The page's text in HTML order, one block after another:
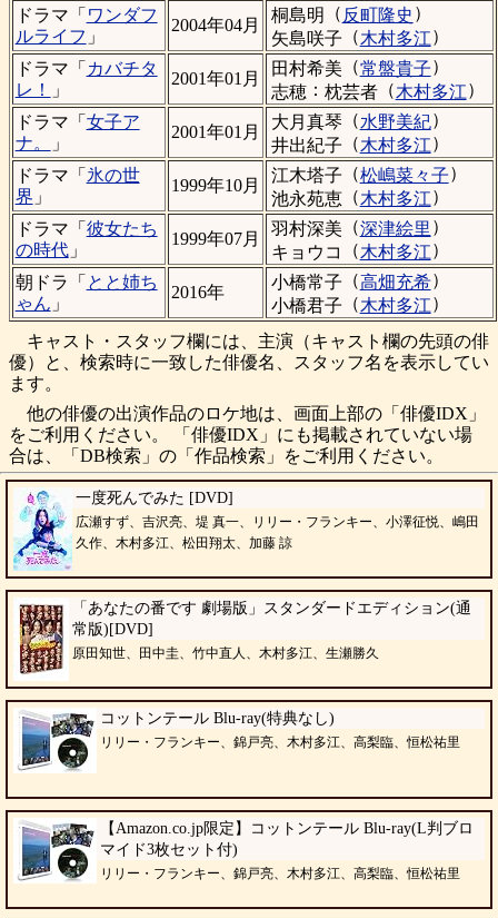
ドラマ「 ワンダフ
ルライフ 」
2004年04月
桐島明 （ 反町隆史 ）
矢島咲子 （木村多江）
ドラマ「 カバチタ
レ！
」
2001年01月
田村希美 （常盤貴子）
志穂： 枕芸者（木村多江）
ドラマ「 女子ア
ナ。
」
2001年01月
大月真琴 （水野美紀）
井出紀子 （木村多江）
ドラマ「 氷の世
界 」
1999年10月
江木塔子 （松嶋菜々子）
池永苑恵（木村多江）
ドラマ「 彼女たち
の時代」
1999年07月
羽村深美 （深津絵里 ）
キョウコ
（木村多江）
朝ドラ「 とと姉ち
ゃん 」
2016年
小橋常子 （高畑充希）
小橋君子 （木村多江）
キャスト・スタッフ欄には、主演（キャスト欄の先頭の俳
優）と、検索時に一致した俳優名、スタッフ名を表示してい
ます。
他の俳優の出演作品のロケ地は、画面上部の「俳優IDX」
をご利用ください。 「俳優IDX」にも掲載されていない場
合は、「DB検索」の「作品検索」をご利用ください。
一度死んでみた [DVD]
広瀬すず、吉沢亮、堤 真一、リリー・フランキー、小澤征悦、嶋田
久作、木村多江、松田翔太、加藤 諒
「あなたの番です 劇場版」スタンダードエディション(通
常版)[DVD]
原田知世、田中圭、竹中直人、木村多江、生瀬勝久
コットンテール Blu-ray(特典なし)
リリー・フランキー、錦戸亮、木村多江、高梨臨、恒松祐里
【Amazon.co.jp限定】コットンテール Blu-ray(L判ブロ
マイド3枚セット付)
リリー・フランキー、錦戸亮、木村多江、高梨臨、恒松祐里